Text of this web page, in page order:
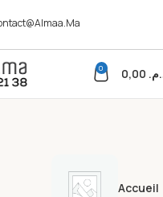
0
Accueil